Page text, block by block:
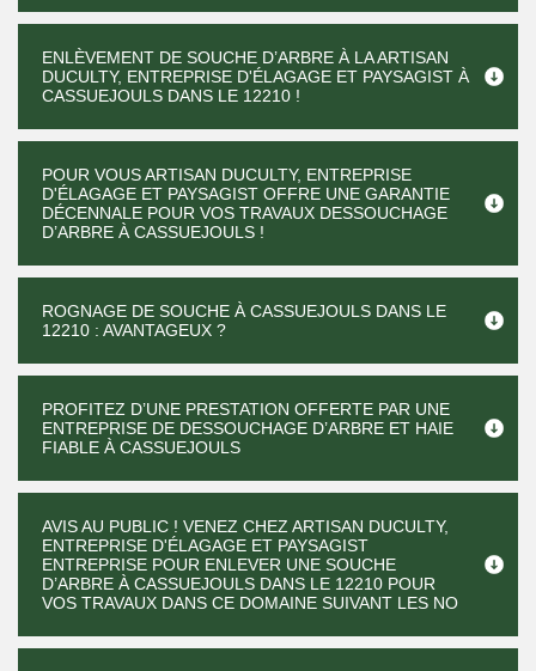
ENLÈVEMENT DE SOUCHE D’ARBRE À LA ARTISAN
DUCULTY, ENTREPRISE D'ÉLAGAGE ET PAYSAGIST À
CASSUEJOULS DANS LE 12210 !
POUR VOUS ARTISAN DUCULTY, ENTREPRISE
D'ÉLAGAGE ET PAYSAGIST OFFRE UNE GARANTIE
DÉCENNALE POUR VOS TRAVAUX DESSOUCHAGE
D’ARBRE À CASSUEJOULS !
ROGNAGE DE SOUCHE À CASSUEJOULS DANS LE
12210 : AVANTAGEUX ?
PROFITEZ D’UNE PRESTATION OFFERTE PAR UNE
ENTREPRISE DE DESSOUCHAGE D’ARBRE ET HAIE
FIABLE À CASSUEJOULS
AVIS AU PUBLIC ! VENEZ CHEZ ARTISAN DUCULTY,
ENTREPRISE D'ÉLAGAGE ET PAYSAGIST
ENTREPRISE POUR ENLEVER UNE SOUCHE
D’ARBRE À CASSUEJOULS DANS LE 12210 POUR
VOS TRAVAUX DANS CE DOMAINE SUIVANT LES NO